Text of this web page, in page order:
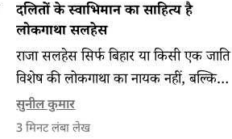
दलितों के स्वाभिमान का साहित्य है
लोकगाथा सलहेस
राजा सलहेस सिर्फ बिहार या किसी एक जाति
विशेष की लोकगाथा का नायक नहीं, बल्कि
बहुजन समाज के साझा नायक हैं। सलहेस की
लोकगाथा प्रेम, संवेदना, विद्रोह और सामाजिक
सुनील कुमार
3 मिनट लंबा लेख